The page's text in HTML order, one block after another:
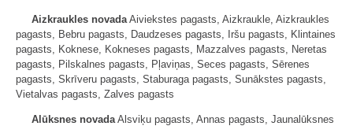
Aizkraukles novada Aiviekstes pagasts, Aizkraukle, Aizkraukles
pagasts, Bebru pagasts, Daudzeses pagasts, Iršu pagasts, Klintaines
pagasts, Koknese, Kokneses pagasts, Mazzalves pagasts, Neretas
pagasts, Pilskalnes pagasts, Pļaviņas, Seces pagasts, Sērenes
pagasts, Skrīveru pagasts, Staburaga pagasts, Sunākstes pagasts,
Vietalvas pagasts, Zalves pagasts
Alūksnes novada Alsviķu pagasts, Annas pagasts, Jaunalūksnes